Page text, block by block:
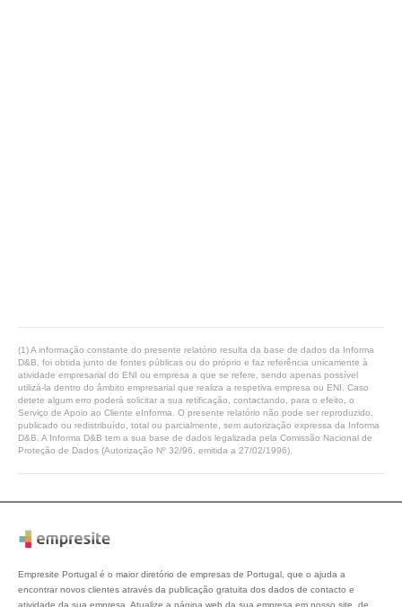
(1) A informação constante do presente relatório resulta da base de dados da Informa
D&B, foi obtida junto de fontes públicas ou do próprio e faz referência unicamente à
atividade empresarial do ENI ou empresa a que se refere, sendo apenas possível
utilizá-la dentro do âmbito empresarial que realiza a respetiva empresa ou ENI. Caso
detete algum erro poderá solicitar a sua retificação, contactando, para o efeito, o
Serviço de Apoio ao Cliente eInforma. O presente relatório não pode ser reproduzido,
publicado ou redistribuído, total ou parcialmente, sem autorização expressa da Informa
D&B. A Informa D&B tem a sua base de dados legalizada pela Comissão Nacional de
Proteção de Dados (Autorização Nº 32/96, emitida a 27/02/1996).
Empresite Portugal é o maior diretório de empresas de Portugal, que o ajuda a
encontrar novos clientes através da publicação gratuita dos dados de contacto e